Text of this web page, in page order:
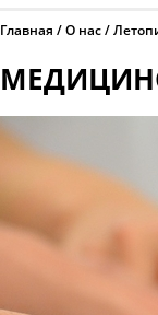
Главная О нас